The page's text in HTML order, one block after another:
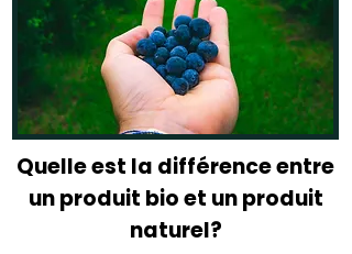
Quelle est la différence entre
un produit bio et un produit
naturel?